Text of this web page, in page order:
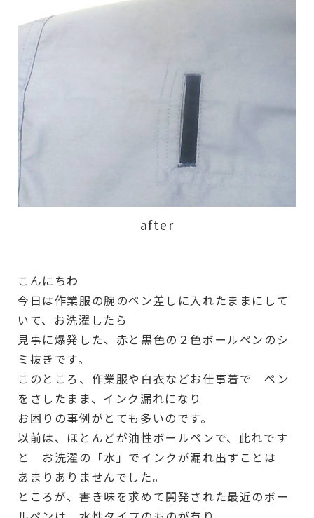
after
こんにちわ
今日は作業服の腕のペン差しに入れたままにして
いて、お洗濯したら
見事に爆発した、赤と黒色の２色ボールペンのシ
ミ抜きです。
このところ、作業服や白衣などお仕事着で ペン
をさしたまま、インク漏れになり
お困りの事例がとても多いのです。
以前は、ほとんどが油性ボールペンで、此れです
と お洗濯の「水」でインクが漏れ出すことは
あまりありませんでした。
ところが、書き味を求めて開発された最近のボー